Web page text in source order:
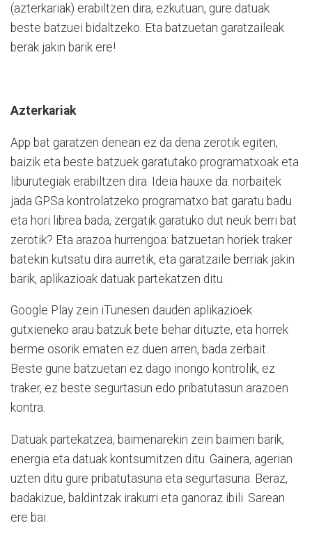
(azterkariak) erabiltzen dira, ezkutuan, gure datuak
beste batzuei bidaltzeko. Eta batzuetan garatzaileak
berak jakin barik ere!
Azterkariak
App bat garatzen denean ez da dena zerotik egiten,
baizik eta beste batzuek garatutako programatxoak eta
liburutegiak erabiltzen dira. Ideia hauxe da: norbaitek
jada GPSa kontrolatzeko programatxo bat garatu badu
eta hori librea ba­da, zergatik garatuko dut neuk berri bat
zerotik? Eta arazoa hurrengoa: batzuetan horiek traker
batekin kutsatu dira aurretik, eta garatzaile berriak jakin
barik, aplikazioak datuak partekatzen ditu.
Google Play zein iTunesen dauden aplikazioek
gutxieneko arau batzuk bete behar dituzte, eta horrek
berme osorik ematen ez duen arren, bada zerbait.
Beste gune batzuetan ez dago inongo kontrolik, ez
traker, ez beste segurtasun edo pribatutasun arazoen
kontra.
Datuak partekatzea, baimenarekin zein baimen barik,
energia eta datuak kontsumitzen ditu. Gainera, agerian
uz­ten ditu gure pribatutasuna eta segurtasuna. Beraz,
badakizue, baldintzak irakurri eta ganoraz ibili. Sarean
ere bai.